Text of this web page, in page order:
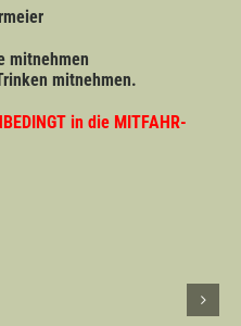
mitnehmen
mitnehmen.
in die MITFAHR-